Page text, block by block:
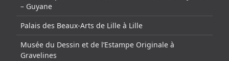
– Guyane
Palais des Beaux-Arts de Lille à Lille
Musée du Dessin et de l’Estampe Originale à
Gravelines